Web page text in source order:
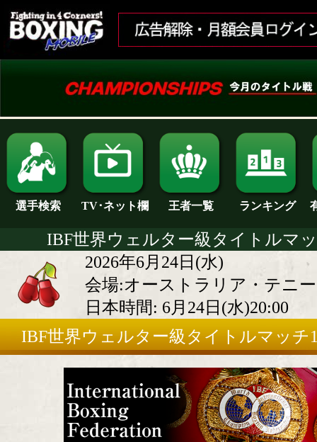
選手検索 TV･ネット欄 王者一覧 ランキング
IBF世界ウェルター級タイトルマ
2026年6月24日(水)
会場:オーストラリア・テニ
日本時間: 6月24日(水)20:00
IBF世界ウェルター級タイトルマッチ